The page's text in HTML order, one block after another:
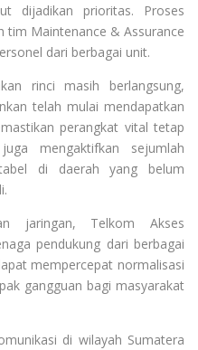
dijadikan prioritas. Proses
tim Maintenance & Assurance
dari berbagai unit.
rinci masih berlangsung,
telah mulai mendapatkan
perangkat vital tetap
mengaktifkan sejumlah
di daerah yang belum
jaringan, Telkom Akses
pendukung dari berbagai
mempercepat normalisasi
gangguan bagi masyarakat
di wilayah Sumatera